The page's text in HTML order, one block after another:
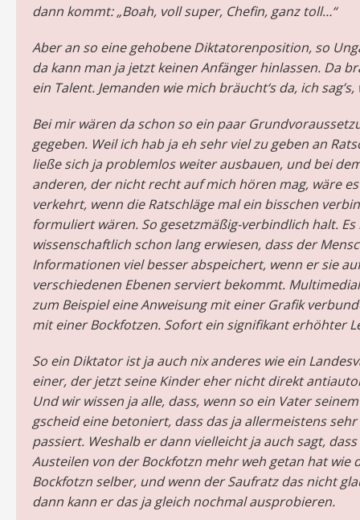
dann kommt: „Boah, voll super, Chefin, ganz toll…“
Aber an so eine gehobene Diktatorenposition, so
da kann man ja jetzt keinen Anfänger hinlassen. Da
ein Talent. Jemanden wie mich bräucht‘s da, ich sag’s,
Bei mir wären da schon so ein paar
gegeben. Weil ich hab ja eh sehr viel zu geben an
ließe sich ja problemlos weiter ausbauen, und bei
anderen, der nicht recht auf mich hören mag, wäre
verkehrt, wenn die Ratschläge mal ein bisschen
formuliert wären. So gesetzmäßig-verbindlich halt. Es
wissenschaftlich schon lang erwiesen, dass der
Informationen viel besser abspeichert, wenn er sie auf
verschiedenen Ebenen serviert bekommt.
zum Beispiel eine Anweisung mit einer Grafik
mit einer Bockfotzen. Sofort ein signifikant erhöhter
So ein Diktator ist ja auch nix anderes wie ein
einer, der jetzt seine Kinder eher nicht direkt
Und wir wissen ja alle, dass, wenn so ein Vater
gscheid eine betoniert, dass das ja allermeistens
passiert. Weshalb er dann vielleicht ja auch sagt,
Austeilen von der Bockfotzn mehr weh getan hat wie
Bockfotzn selber, und wenn der Saufratz das nicht
dann kann er das ja gleich nochmal ausprobieren.